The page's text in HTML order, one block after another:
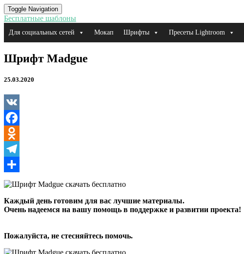
Toggle Navigation
Бесплатные шаблоны
Для социальных сетей Мокап Шрифты Пресеты Lightroom
Шрифт
Madgue
Шрифт Madgue
25.03.2020
VK
Facebook
Odnoklassniki
Telegram
Отправить
Каждый день готовим для вас лучшие материалы.
Очень надеемся на вашу помощь в поддержке и развитии проекта!
Пожалуйста, не стесняйтесь помочь.